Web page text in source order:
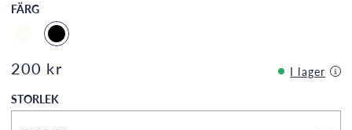
FÄRG
200 kr
I lager
STORLEK